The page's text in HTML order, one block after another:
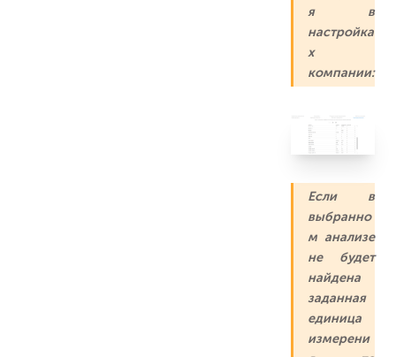
я в
настройка
х
компании:
Если в
выбранно
м анализе
не будет
найдена
заданная
единица
измерени